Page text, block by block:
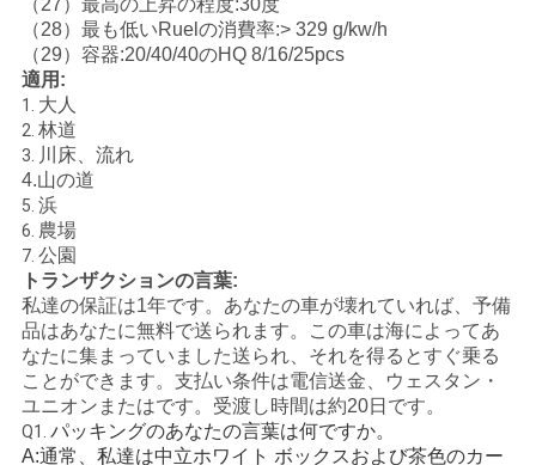
イ
バ
シ
ー
ポ
リ
シ
ー
（27）最高の上昇の程度:30度
（28）最も低いRuelの消費率:> 329 g/kw/h
（29）容器:20/40/40のHQ 8/16/25pcs
適用:
1. 大人
2. 林道
3. 川床、流れ
4.山の道
5. 浜
6. 農場
7. 公園
トランザクションの言葉:
私達の保証は1年です。あなたの車が壊れていれば、予備
品はあなたに無料で送られます。この車は海によってあ
なたに集まっていました送られ、それを得るとすぐ乗る
ことができます。支払い条件は電信送金、ウェスタン・
ユニオンまたはです。受渡し時間は約20日です。
Q1. パッキングのあなたの言葉は何ですか。
A:通常、私達は中立ホワイト ボックスおよび茶色のカー